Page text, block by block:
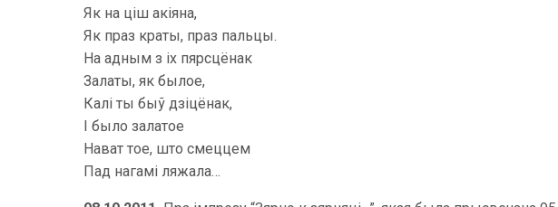
Як на ціш акіяна,
Як праз краты, праз пальцы.
На адным з іх пярсцёнак
Залаты, як былое,
Калі ты быў дзіцёнак,
І было залатое
Нават тое, што смеццем
Пад нагамі ляжала…